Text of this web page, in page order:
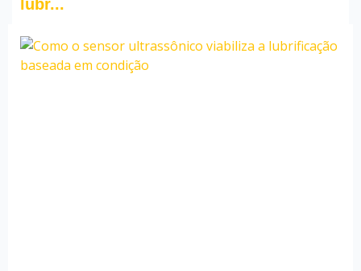
lubr...